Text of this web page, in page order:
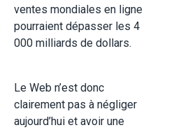
ventes mondiales en ligne
pourraient dépasser les 4
000 milliards de dollars.
Le Web n’est donc
clairement pas à négliger
aujourd’hui et avoir une